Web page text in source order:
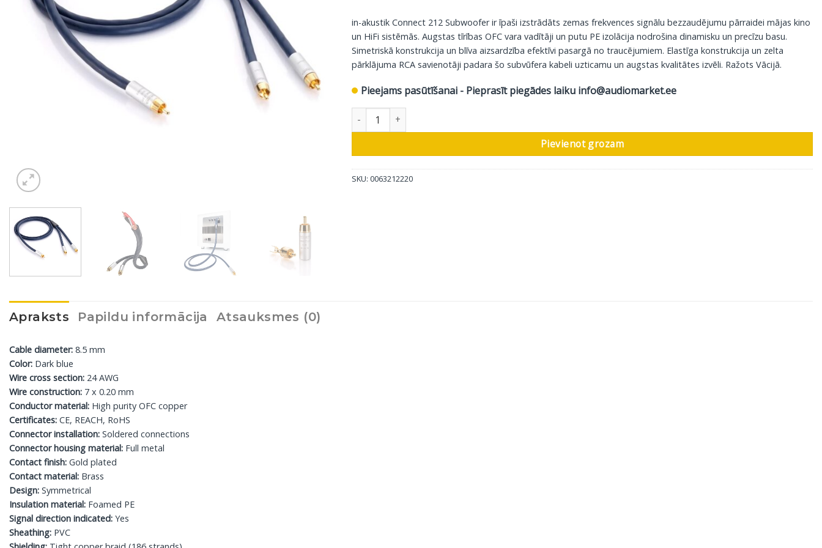
in-akustik Connect 212 Subwoofer ir īpaši izstrādāts zemas frekvences signālu bezzaudējumu pārraidei mājas kino
un HiFi sistēmās. Augstas tīrības OFC vara vadītāji un putu PE izolācija nodrošina dinamisku un precīzu basu.
Simetriskā konstrukcija un blīva aizsardzība efektīvi pasargā no traucējumiem. Elastīga konstrukcija un zelta
pārklājuma RCA savienotāji padara šo subvūfera kabeli uzticamu un augstas kvalitātes izvēli. Ražots Vācijā.
Pieejams pasūtīšanai - Pieprasīt piegādes laiku info@audiomarket.ee
In-Akustik Subvūfera Koaksiālais Kabeļis Exzellenz Connect 212 Sub-Y, RCA - 2 RCA, 5 m daudzums
Pievienot grozam
SKU: 0063212220
Apraksts Papildu informācija Atsauksmes (0)
Cable diameter: 8.5 mm
Color: Dark blue
Wire cross section: 24 AWG
Wire construction: 7 x 0.20 mm
Conductor material: High purity OFC copper
Certificates: CE, REACH, RoHS
Connector installation: Soldered connections
Connector housing material: Full metal
Contact finish: Gold plated
Contact material: Brass
Design: Symmetrical
Insulation material: Foamed PE
Signal direction indicated: Yes
Sheathing: PVC